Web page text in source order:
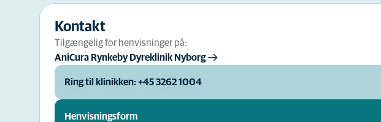
Kontakt
Tilgængelig for henvisninger på:
AniCura Rynkeby Dyreklinik Nyborg
Ring til klinikken: +45 3262 1004
Henvisningsform